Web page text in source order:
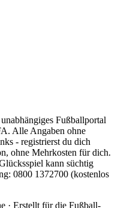
Fußballportal
Alle Angaben ohne
- registrierst du dich
ohne Mehrkosten für dich.
kann süchtig
0800 1372700 (kostenlos
· Erstellt für die Fußball-